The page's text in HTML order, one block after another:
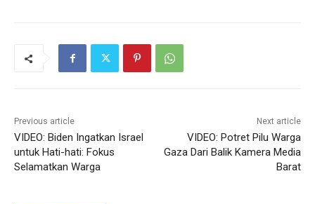
Previous article
VIDEO: Biden Ingatkan Israel
untuk Hati-hati: Fokus
Selamatkan Warga
Next article
VIDEO: Potret Pilu Warga
Gaza Dari Balik Kamera Media
Barat